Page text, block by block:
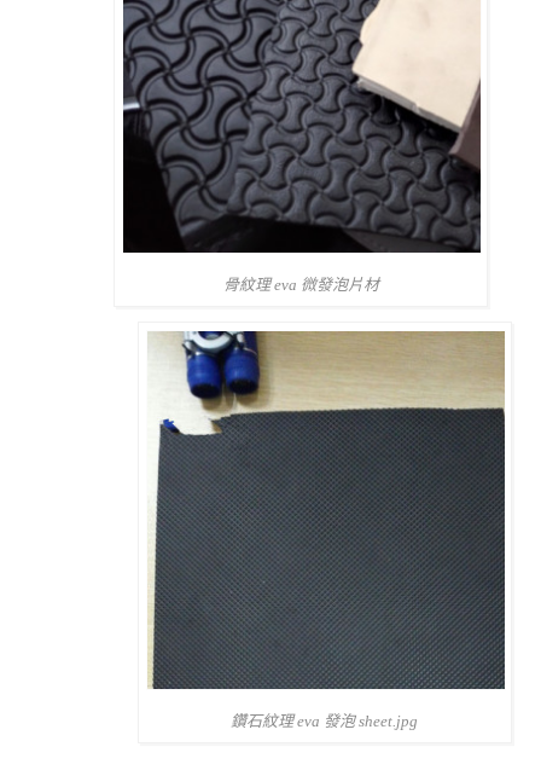
骨紋理 eva 微發泡片材
鑽石紋理 eva 發泡 sheet.jpg